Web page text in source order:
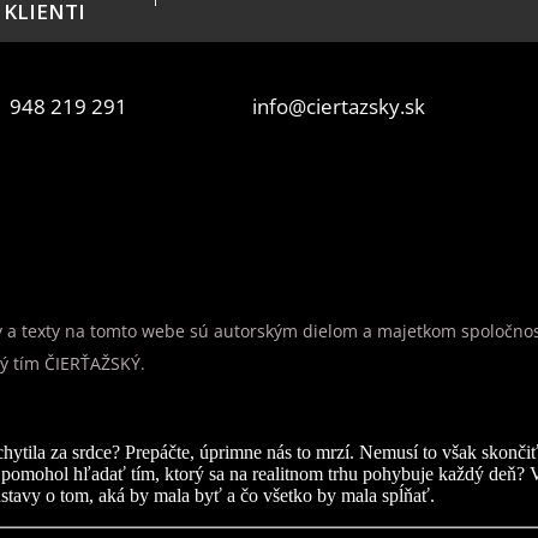
948 219 291 info@ciertazsky.sk
a texty na tomto webe sú autorským dielom a majetkom
ČIERŤAŽSKÝ.
za srdce? Prepáčte, úprimne nás to mrzí. Nemusí to však
hľadať tím, ktorý sa na realitnom trhu pohybuje každý deň?
o tom, aká by mala byť a čo všetko by mala spĺňať.